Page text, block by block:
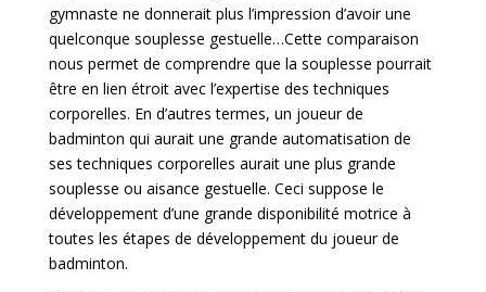
gymnaste ne donnerait plus l’impression d’avoir une
quelconque souplesse gestuelle…Cette comparaison
nous permet de comprendre que la souplesse pourrait
être en lien étroit avec l’expertise des techniques
corporelles. En d’autres termes, un joueur de
badminton qui aurait une grande automatisation de
ses techniques corporelles aurait une plus grande
souplesse ou aisance gestuelle. Ceci suppose le
développement d’une grande disponibilité motrice à
toutes les étapes de développement du joueur de
badminton.